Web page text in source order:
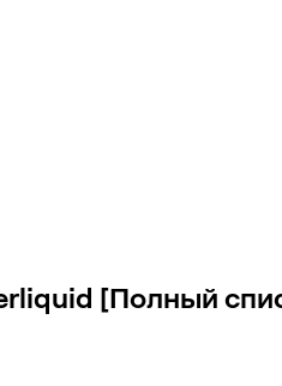
[Полный